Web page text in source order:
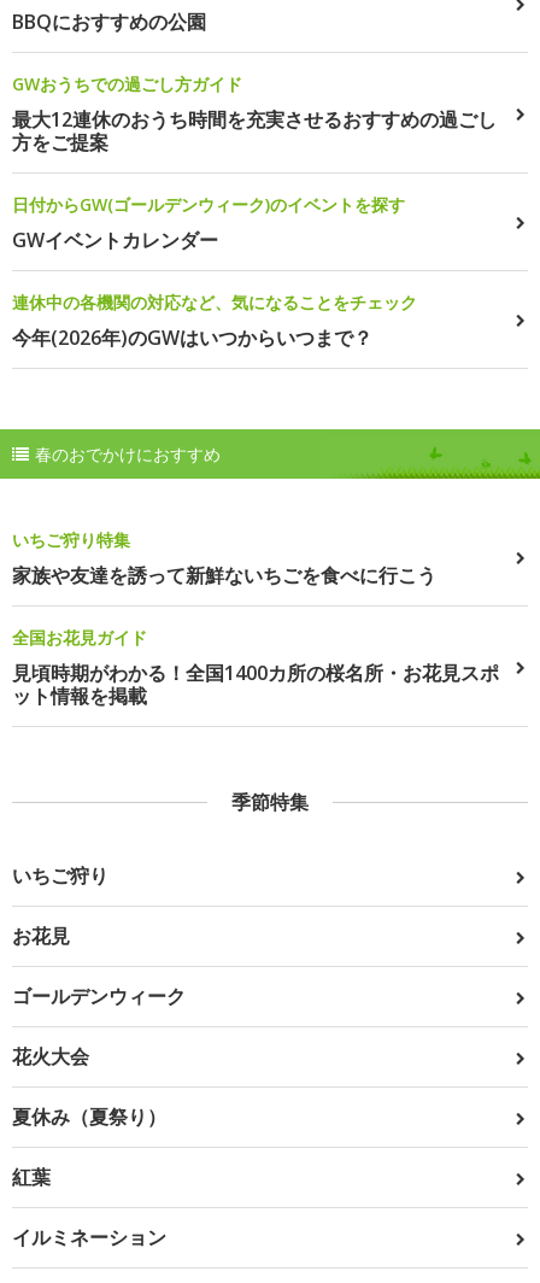
BBQにおすすめの公園
GWおうちでの過ごし方ガイド
最大12連休のおうち時間を充実させるおすすめの過ごし
方をご提案
日付からGW(ゴールデンウィーク)のイベントを探す
GWイベントカレンダー
連休中の各機関の対応など、気になることをチェック
今年(2026年)のGWはいつからいつまで？
春のおでかけにおすすめ
いちご狩り特集
家族や友達を誘って新鮮ないちごを食べに行こう
全国お花見ガイド
見頃時期がわかる！全国1400カ所の桜名所・お花見スポ
ット情報を掲載
季節特集
いちご狩り
お花見
ゴールデンウィーク
花火大会
夏休み（夏祭り）
紅葉
イルミネーション